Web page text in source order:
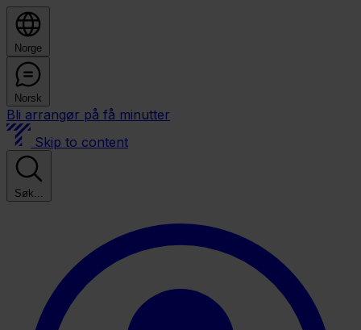
Norge
Norsk
Bli arrangør på få minutter
Skip to content
Søk...